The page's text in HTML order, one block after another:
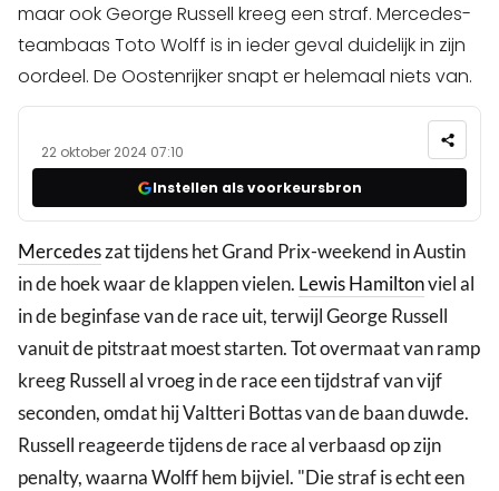
maar ook George Russell kreeg een straf. Mercedes-
teambaas Toto Wolff is in ieder geval duidelijk in zijn
oordeel. De Oostenrijker snapt er helemaal niets van.
22 oktober 2024 07:10
Instellen als voorkeursbron
Mercedeszat tijdens het Grand Prix-weekend in Austin
in de hoek waar de klappen vielen. Lewis Hamiltonviel al
in de beginfase van de race uit, terwijl George Russell
vanuit de pitstraat moest starten. Tot overmaat van ramp
kreeg Russell al vroeg in de race een tijdstraf van vijf
seconden, omdat hij Valtteri Bottas van de baan duwde.
Russell reageerde tijdens de race al verbaasd op zijn
penalty, waarna Wolff hem bijviel. "Die straf is echt een